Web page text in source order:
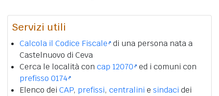
Servizi utili
Calcola il Codice Fiscale di una persona nata a
Castelnuovo di Ceva
Cerca le località con cap 12070 ed i comuni con
prefisso 0174
Elenco dei CAP, prefissi, centralini e sindaci dei